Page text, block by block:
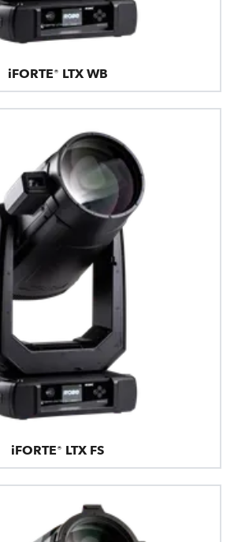
iFORTE® LTX WB
iFORTE® LTX FS